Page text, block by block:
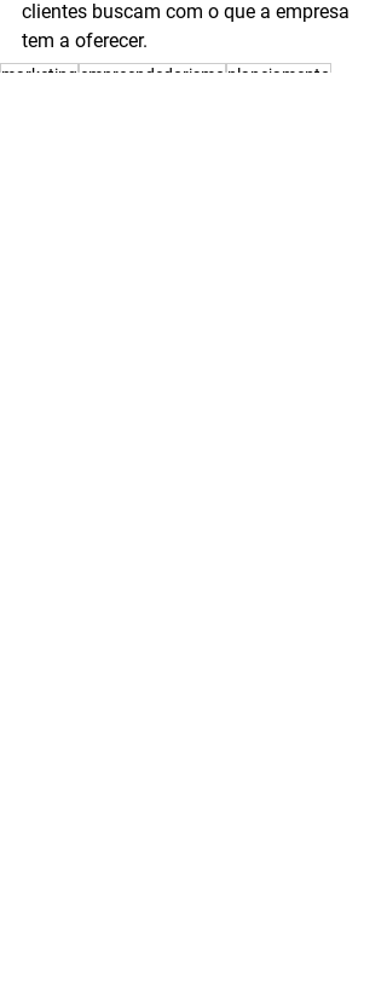
clientes buscam com o que a empresa
tem a oferecer.
marketing empreendedorismo planejamento